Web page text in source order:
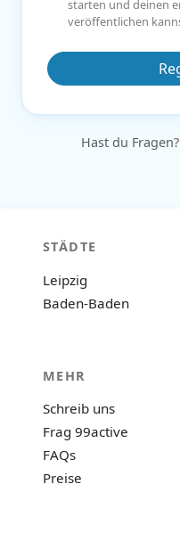
Hast du Fragen?